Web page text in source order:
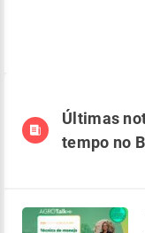
Últimas
tempo no